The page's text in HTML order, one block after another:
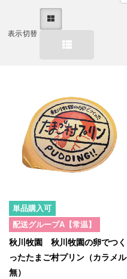
表示切替
単品購入可
配送グループA【常温】
秋川牧園 秋川牧園の卵でつく
ったたまご村プリン（カラメル
無）